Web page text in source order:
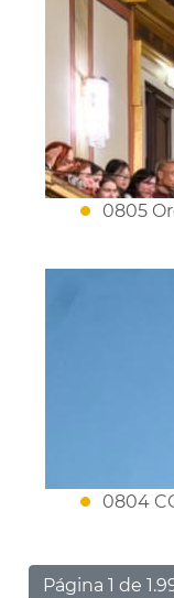
0805
0804
Página 1 de